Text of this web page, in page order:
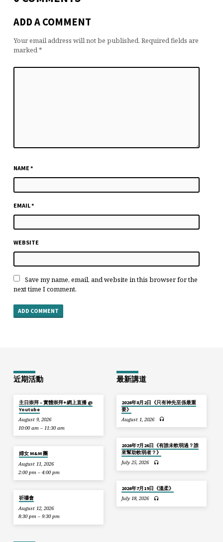
ADD A COMMENT
Your email address will not be published. Required fields are
marked*
NAME*
EMAIL*
WEBSITE
Save my name, email, and website in this browser for the
next time I comment.
近期活動
主日崇拜 – 實體崇拜+網上直播 @
Youtube
August 9, 2026
10:00 am – 11:30 am
婦女 M&M 團
August 11, 2026
2:00 pm – 4:00 pm
祈禱會
August 12, 2026
8:30 pm – 9:30 pm
最新講道
2026年8月2日《只有神先至係最重
要》
August 1, 2026
2026年7月26日《有誰未軟弱過？誰
來幫助軟弱者？》
July 25, 2026
2026年7月19日《溫柔》
July 18, 2026